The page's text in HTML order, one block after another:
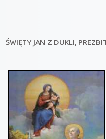
ŚWIĘTY JAN Z DUKLI,